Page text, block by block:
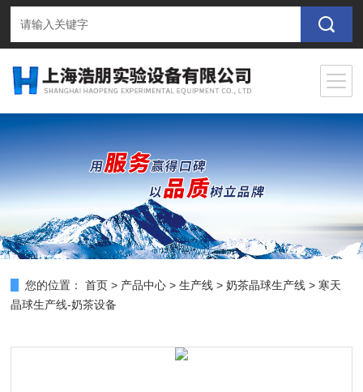
您的位置： 首页 > 产品中心 >生产线 >奶茶晶球生产线 > 寒天
晶球生产线-奶茶设备